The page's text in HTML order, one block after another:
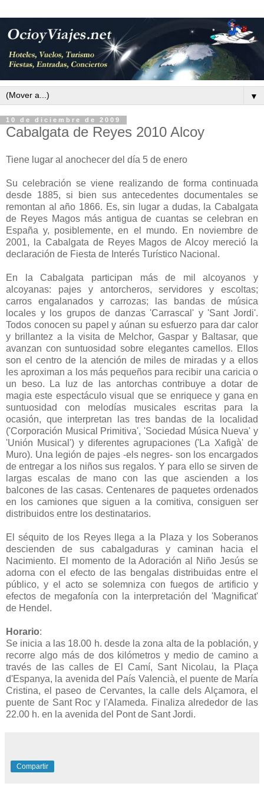
▼
10 de diciembre de 2009
Cabalgata de Reyes 2010 Alcoy
Tiene lugar al anochecer del día 5 de enero
Su celebración se viene realizando de forma continuada
desde 1885, si bien sus antecedentes documentales se
remontan al año 1866. Es, sin lugar a dudas, la Cabalgata
de Reyes Magos más antigua de cuantas se celebran en
España y, posiblemente, en el mundo. En noviembre de
2001, la Cabalgata de Reyes Magos de Alcoy mereció la
declaración de Fiesta de Interés Turístico Nacional.
En la Cabalgata participan más de mil alcoyanos y
alcoyanas: pajes y antorcheros, servidores y escoltas;
carros engalanados y carrozas; las bandas de música
locales y los grupos de danzas 'Carrascal' y 'Sant Jordi'.
Todos conocen su papel y aúnan su esfuerzo para dar calor
y brillantez a la visita de Melchor, Gaspar y Baltasar, que
avanzan con suntuosidad sobre elegantes camellos. Ellos
son el centro de la atención de miles de miradas y a ellos
les aproximan a los más pequeños para recibir una caricia o
un beso. La luz de las antorchas contribuye a dotar de
magia este espectáculo visual que se enriquece y gana en
suntuosidad con melodías musicales escritas para la
ocasión, que interpretan las tres bandas de la localidad
('Corporación Musical Primitiva', 'Sociedad Música Nueva' y
'Unión Musical') y diferentes agrupaciones ('La Xafigà' de
Muro). Una legión de pajes -els negres- son los encargados
de entregar a los niños sus regalos. Y para ello se sirven de
largas escalas de mano con las que ascienden a los
balcones de las casas. Centenares de paquetes ordenados
en los camiones que siguen a la comitiva, consiguen ser
distribuidos entre los destinatarios.
El séquito de los Reyes llega a la Plaza y los Soberanos
descienden de sus cabalgaduras y caminan hacia el
Nacimiento. El momento de la Adoración al Niño Jesús se
adorna con el efecto de las bengalas distribuidas entre el
público, y el acto se solemniza con fuegos de artificio y
efectos de megafonía con la interpretación del 'Magnificat'
de Hendel.
Horario:
Se inicia a las 18.00 h. desde la zona alta de la población, y
recorre algo más de dos kilómetros y medio de camino a
través de las calles de El Camí, Sant Nicolau, la Plaça
d'Espanya, la avenida del País Valencià, el puente de María
Cristina, el paseo de Cervantes, la calle dels Alçamora, el
puente de Sant Roc y l'Alameda. Finaliza alrededor de las
22.00 h. en la avenida del Pont de Sant Jordi.
Compartir